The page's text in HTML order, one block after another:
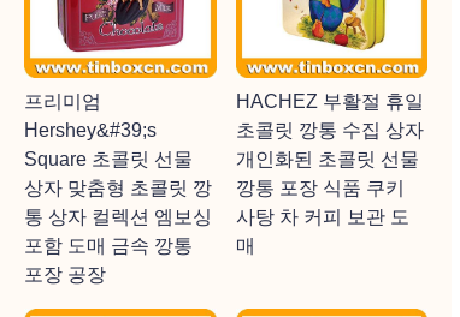
프리미엄
Hershey&#39;s
Square 초콜릿 선물
상자 맞춤형 초콜릿 깡
통 상자 컬렉션 엠보싱
포함 도매 금속 깡통
포장 공장
HACHEZ 부활절 휴일
초콜릿 깡통 수집 상자
개인화된 초콜릿 선물
깡통 포장 식품 쿠키
사탕 차 커피 보관 도
매